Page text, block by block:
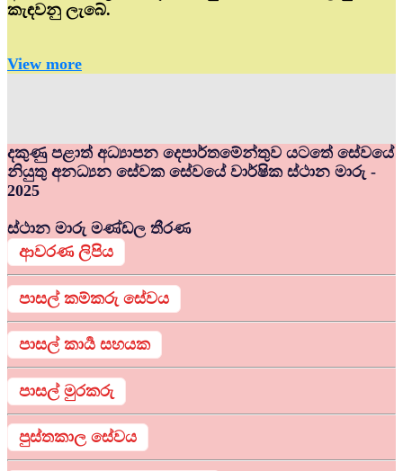
කැඳවනු ලැබේ.
View more
දකුණු පළාත් අධ්‍යාපන දෙපාර්තමේන්තුව යටතේ සේවයේ
නියුතු අනධ්‍යන සේවක සේවයේ වාර්ෂික ස්ථාන මාරු -
2025
ස්ථාන මාරු මණ්ඩල තීරණ
ආවරණ ලිපිය
පාසල් කම්කරු සේවය
පාසල් කාර්‍ය සහයක
පාසල් මුරකරු
පුස්තකාල සේවය